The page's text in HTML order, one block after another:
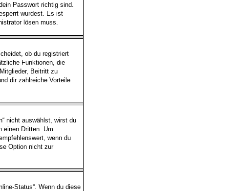
Passwort richtig sind.
wurdest. Es ist
lösen muss.
ob du registriert
Funktionen, die
Beitritt zu
dir zahlreiche Vorteile
nicht auswählst, wirst du
einen Dritten. Um
wenn du
Option nicht zur
Status“. Wenn du diese